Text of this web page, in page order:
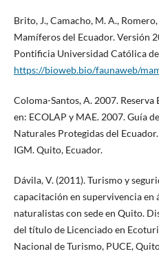
Brito, J., Camacho, M. A.,
Mamíferos del Ecuador. Versión
Pontificia Universidad Católica
https://bioweb.bio/faunaweb/
Coloma-Santos, A. 2007.
en: ECOLAP y MAE. 2007. Guía
Naturales Protegidas del
IGM. Quito, Ecuador.
Dávila, V. (2011). Turismo y
capacitación en supervivencia en
naturalistas con sede en Quito.
del título de Licenciado en
Nacional de Turismo, PUCE,